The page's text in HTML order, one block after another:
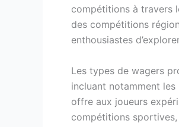
compétitions à travers
des compétitions
enthousiastes
Les types de wagers
incluant notamment
offre aux joueurs
compétitions